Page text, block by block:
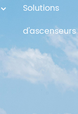
Solutions
d'ascenseurs